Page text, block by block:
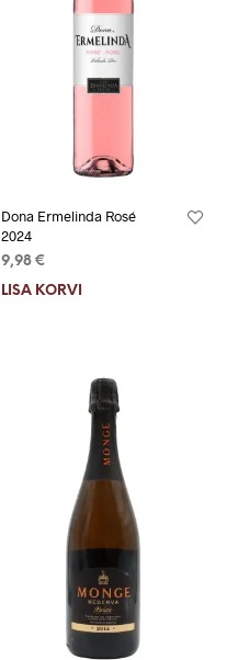
Dona Ermelinda Rosé
2024
9,98 €
LISA KORVI